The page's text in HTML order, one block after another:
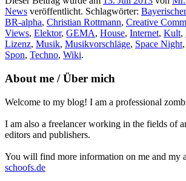
News veröffentlicht. Schlagwörter:
BR-alpha, Christian Rottmann, Creative
Views, Elektor, GEMA, House, Internet, Kult,
Lizenz, Musik, Musikvorschläge, Space Night,
Spon, Techno, Wiki.
About me / Über mich
Welcome to my blog! I am a professional
I am also a freelancer working in the fields of
editors and publishers.
You will find more information on me and my
schoofs.de